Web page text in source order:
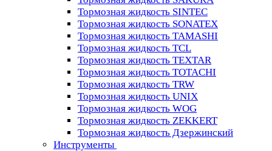
Тормозная жидкость SINTEC
Тормозная жидкость SONATEX
Тормозная жидкость TAMASHI
Тормозная жидкость TCL
Тормозная жидкость TEXTAR
Тормозная жидкость TOTACHI
Тормозная жидкость TRW
Тормозная жидкость UNIX
Тормозная жидкость WOG
Тормозная жидкость ZEKKERT
Тормозная жидкость Дзержинский
Инструменты